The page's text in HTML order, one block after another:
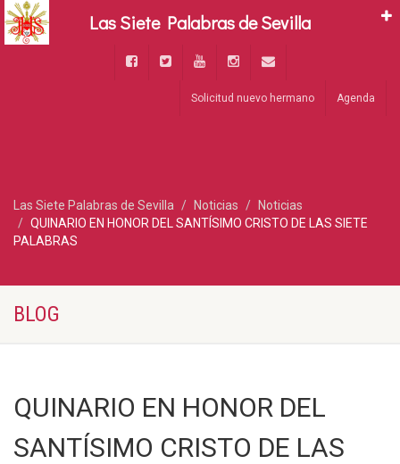
Solicitud nuevo hermano Agenda
Las Siete Palabras de Sevilla Noticias
Noticias
QUINARIO EN HONOR DEL SANTÍSIMO CRISTO DE LAS SIETE
PALABRAS
BLOG
QUINARIO EN HONOR DEL
SANTÍSIMO CRISTO DE LAS
Las Siete Palabras de Sevilla